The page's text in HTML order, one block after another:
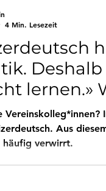
lernen.»
stimmt:
Vereinskolleg*innen?
Aus
häufig verwirrt.
4 Min. Lesezeit